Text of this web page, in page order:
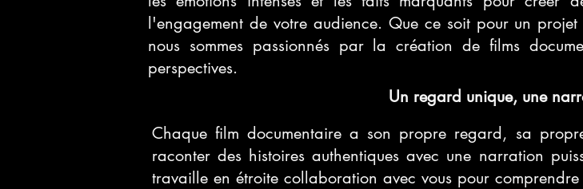
l'engagement de votre audience. Que ce soit pour un
nous sommes passionnés par la création de films
perspectives.
Un regard unique, une
Chaque film documentaire a son propre regard, sa
raconter des histoires authentiques avec une narration
travaille en étroite collaboration avec vous pour